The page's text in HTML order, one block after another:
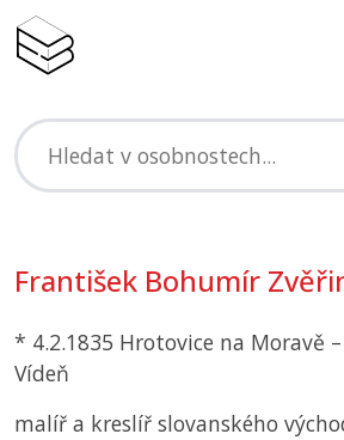
František Bohumír
* 4.2.1835 Hrotovice na Moravě –
Vídeň
malíř a kreslíř slovanského